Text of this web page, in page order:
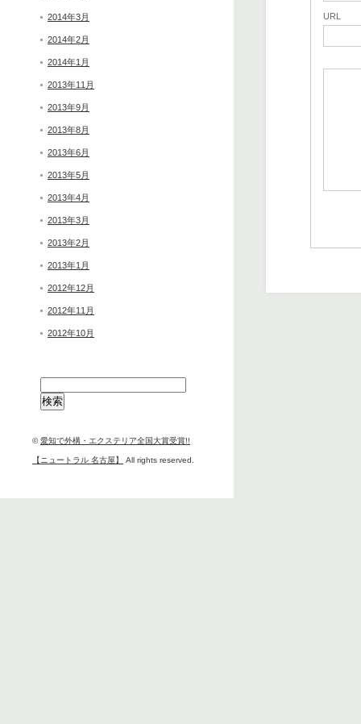
2014年3月
2014年2月
2014年1月
2013年11月
2013年9月
2013年8月
2013年6月
2013年5月
2013年4月
2013年3月
2013年2月
2013年1月
2012年12月
2012年11月
2012年10月
索:
©愛知で外構・エクステリア全国大賞受賞!!
【ニュートラル 名古屋】 All rights reserved.
URL